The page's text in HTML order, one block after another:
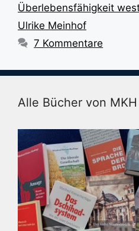
Überlebensfähigkeit
Ulrike Meinhof
7 Kommentare
Alle Bücher von